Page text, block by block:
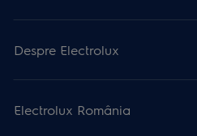
Despre Electrolux
Electrolux România